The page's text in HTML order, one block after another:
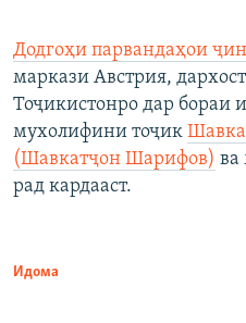
Додгоҳи парвандаҳои
маркази Австрия,
Тоҷикистонро дар бораи
мухолифини тоҷик
(Шавкатҷон Шарифов) ва
рад кардааст.
Идома